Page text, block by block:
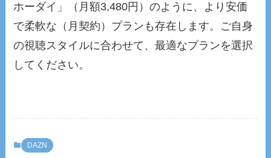
ホーダイ」（月額3,480円）のように、より安価
で柔軟な（月契約）プランも存在します。ご自身
の視聴スタイルに合わせて、最適なプランを選択
してください。
DAZN